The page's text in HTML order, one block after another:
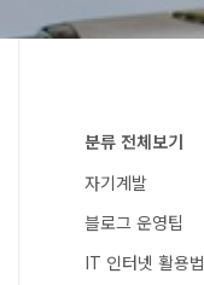
분류 전체보기
자기계발
블로그 운영팁
IT 인터넷 활용법